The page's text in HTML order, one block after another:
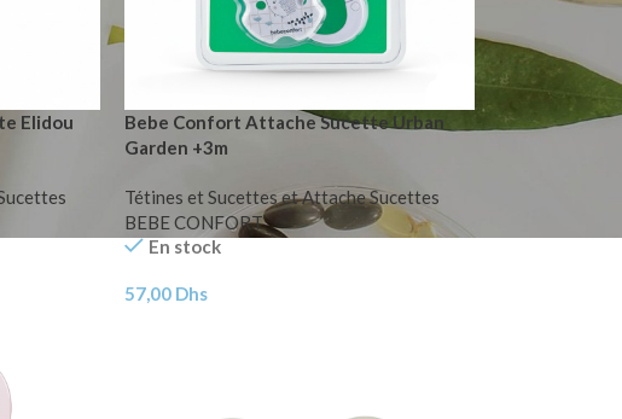
Elidou
Bebe Confort Attache Sucette Urban
Garden +3m
Tétines et Sucettes et Attache Sucettes
BEBE CONFORT
En stock
57,00 Dhs